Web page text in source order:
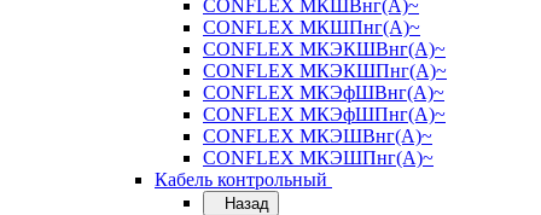
CONFLEX МКШВнг(А)~
CONFLEX МКШПнг(А)~
CONFLEX МКЭКШВнг(А)~
CONFLEX МКЭКШПнг(А)~
CONFLEX МКЭфШВнг(А)~
CONFLEX МКЭфШПнг(А)~
CONFLEX МКЭШВнг(А)~
CONFLEX МКЭШПнг(А)~
Кабель контрольный
Назад